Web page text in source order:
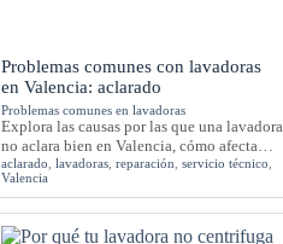
Problemas comunes con lavadoras
en Valencia: aclarado
Problemas comunes en lavadoras
Explora las causas por las que una lavadora
no aclara bien en Valencia, cómo afecta…
aclarado ,lavadoras ,reparación ,servicio técnico
Valencia